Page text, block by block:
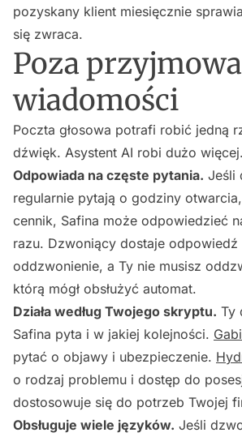
pozyskany klient miesięcznie
się zwraca.
Poza
wiadomości
Poczta głosowa potrafi robić jedną
dźwięk. Asystent AI robi dużo więcej.
Odpowiada na częste pytania. Jeśli
regularnie pytają o godziny
cennik, Safina może odpowiedzieć
razu. Dzwoniący dostaje odpowiedź
oddzwonienie, a Ty nie musisz
którą mógł obsłużyć automat.
Działa według Twojego skryptu. Ty
Safina pyta i w jakiej kolejności.
pytać o objawy i ubezpieczenie.
o rodzaj problemu i dostęp do
dostosowuje się do potrzeb Twojej
Obsługuje wiele języków. Jeśli